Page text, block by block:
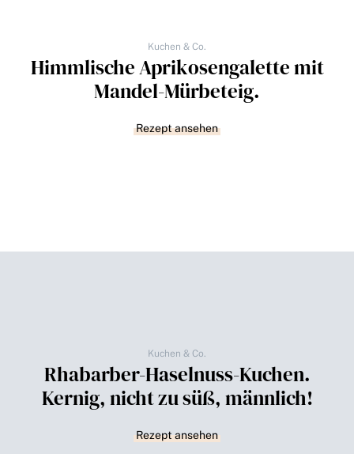
Kuchen & Co.
Himmlische Aprikosengalette mit
Mandel-Mürbeteig.
Rezept ansehen
Kuchen & Co.
Rhabarber-Haselnuss-Kuchen.
Kernig, nicht zu süß, männlich!
Rezept ansehen